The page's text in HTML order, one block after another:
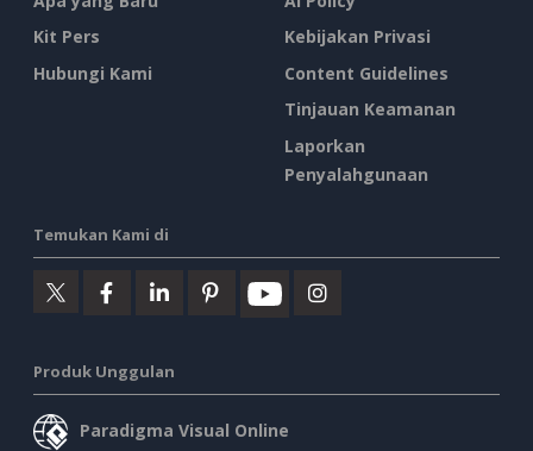
Kit Pers
Hubungi Kami
Kebijakan Privasi
Content Guidelines
Tinjauan Keamanan
Laporkan
Penyalahgunaan
Temukan Kami di
Produk Unggulan
Paradigma Visual Online